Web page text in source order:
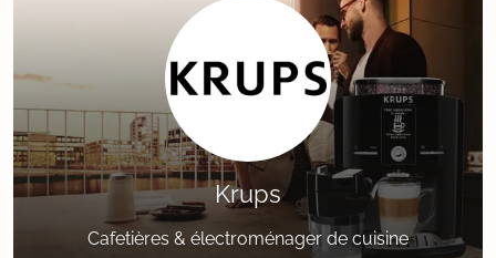
Krups
Cafetières & électroménager de cuisine